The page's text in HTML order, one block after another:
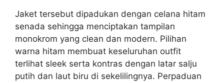
Jaket tersebut dipadukan dengan celana hitam
senada sehingga menciptakan tampilan
monokrom yang clean dan modern. Pilihan
warna hitam membuat keseluruhan outfit
terlihat sleek serta kontras dengan latar salju
putih dan laut biru di sekelilingnya. Perpaduan